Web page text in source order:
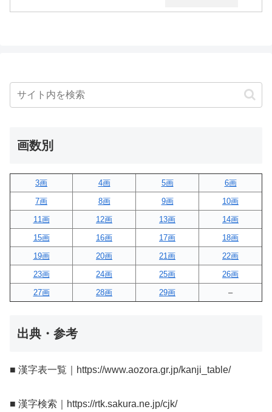
画数別
3画 4画 5画
6画
7画
8画 9画
10画
11画
12画 13画
14画
15画
16画 17画
18画
19画
20画 21画
22画
23画
24画 25画
26画
27画
28画 29画 –
出典・参考
■ 漢字表一覧｜https://www.aozora.gr.jp/kanji_table/
■ 漢字検索｜https://rtk.sakura.ne.jp/cjk/